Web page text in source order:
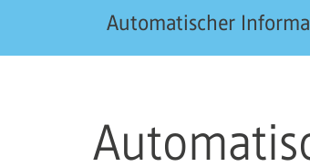
Automatischer